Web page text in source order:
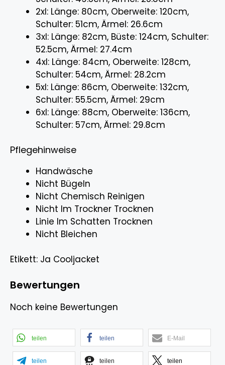
2xl: Länge: 80cm, Oberweite: 120cm,
Schulter: 51cm, Ärmel: 26.6cm
3xl: Länge: 82cm, Büste: 124cm, Schulter:
52.5cm, Ärmel: 27.4cm
4xl: Länge: 84cm, Oberweite: 128cm,
Schulter: 54cm, Ärmel: 28.2cm
5xl: Länge: 86cm, Oberweite: 132cm,
Schulter: 55.5cm, Ärmel: 29cm
6xl: Länge: 88cm, Oberweite: 136cm,
Schulter: 57cm, Ärmel: 29.8cm
Pflegehinweise
Handwäsche
Nicht Bügeln
Nicht Chemisch Reinigen
Nicht Im Trockner Trocknen
Linie Im Schatten Trocknen
Nicht Bleichen
Etikett: Ja Cooljacket
Bewertungen
Noch keine Bewertungen
teilen teilen E-Mail
teilen teilen teilen